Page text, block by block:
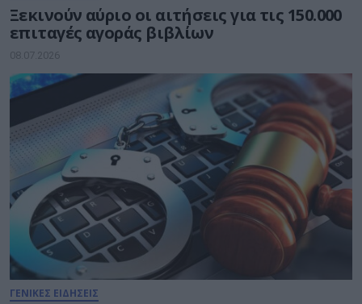
Ξεκινούν αύριο οι αιτήσεις για τις 150.000
επιταγές αγοράς βιβλίων
08.07.2026
ΓΕΝΙΚΕΣ ΕΙΔΗΣΕΙΣ